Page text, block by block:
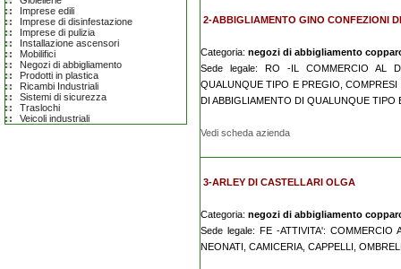
Imprese edili
Imprese di disinfestazione
Imprese di pulizia
Installazione ascensori
Mobilifici
Negozi di abbigliamento
Prodotti in plastica
Ricambi Industriali
Sistemi di sicurezza
Traslochi
Veicoli industriali
2-ABBIGLIAMENTO GINO CONFEZIONI
Categoria: negozi di abbigliamento
Sede legale: RO -IL COMMERCIO AL
QUALUNQUE TIPO E PREGIO,
DI ABBIGLIAMENTO DI QUALUNQUE
Vedi scheda azienda
3-ARLEY DI CASTELLARI OLGA
Categoria: negozi di abbigliamento
Sede legale: FE -ATTIVITA':
NEONATI, CAMICERIA, CAPPELLI,